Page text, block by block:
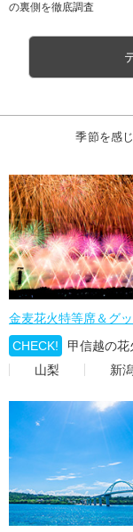
の裏側を徹底調査
季節を感
金麦花火特等席＆グ
CHECK!
甲信越の
山梨
新